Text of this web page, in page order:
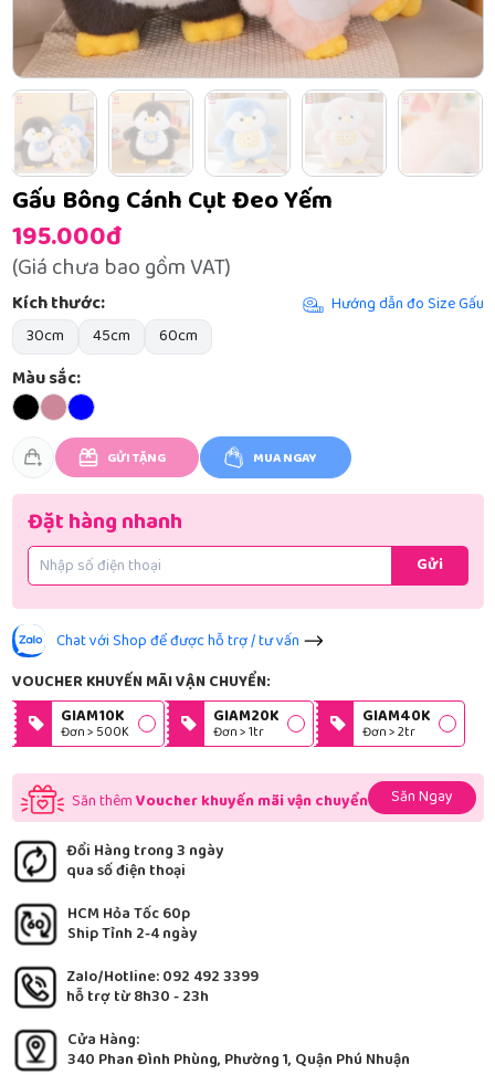
Gấu Bông Cánh Cụt Đeo Yếm
195.000đ
(Giá chưa bao gồm VAT)
Kích thước:
Hướng dẫn đo Size Gấu
30cm
45cm 60cm
Màu sắc:
GỬI TẶNG MUA NGAY
Đặt hàng nhanh
Gửi
Chat với Shop để được hỗ trợ / tư vấn
VOUCHER KHUYẾN MÃI VẬN CHUYỂN:
GIAM10K
Đơn > 500K
GIAM20K
Đơn > 1tr
GIAM40K
Đơn > 2tr
Săn thêmVoucher khuyến mãi vận chuyển Săn Ngay
Đổi Hàng trong 3 ngày
qua số điện thoại
HCM Hỏa Tốc 60p
Ship Tỉnh 2-4 ngày
Zalo/Hotline: 092 492 3399
hỗ trợ từ 8h30 - 23h
Cửa Hàng:
340 Phan Đình Phùng, Phường 1, Quận Phú Nhuận